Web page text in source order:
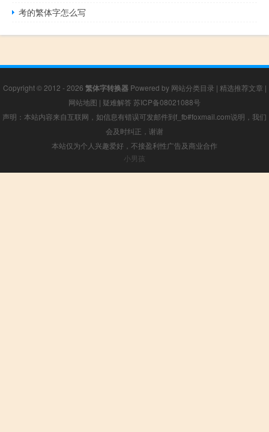
考的繁体字怎么写
Copyright © 2012 - 2026 繁体字转换器Powered by 网站分类目录 | 精选推荐文章 |
网站地图 | 疑难解答 苏ICP备08021088号
声明：本站内容来自互联网，如信息有错误可发邮件到f_fb#foxmail.com说明，我们
会及时纠正，谢谢
本站仅为个人兴趣爱好，不接盈利性广告及商业合作
小男孩